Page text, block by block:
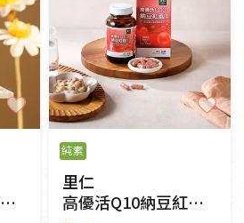
純素
里仁
高優活Q10納豆紅麴膠囊